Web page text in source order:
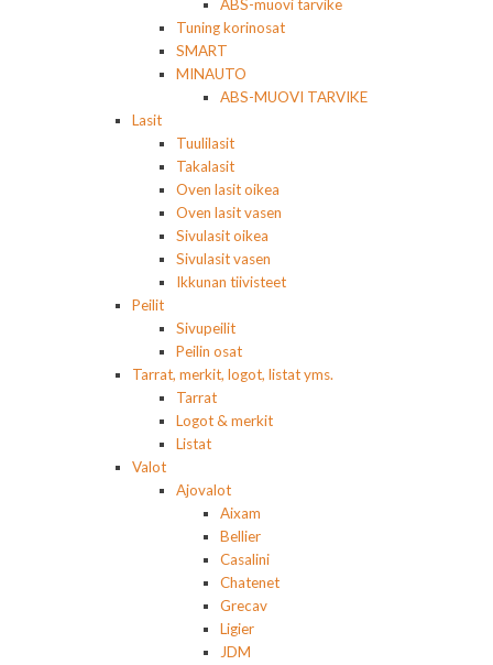
ABS-muovi tarvike
Tuning korinosat
SMART
MINAUTO
ABS-MUOVI TARVIKE
Lasit
Tuulilasit
Takalasit
Oven lasit oikea
Oven lasit vasen
Sivulasit oikea
Sivulasit vasen
Ikkunan tiivisteet
Peilit
Sivupeilit
Peilin osat
Tarrat, merkit, logot, listat yms.
Tarrat
Logot & merkit
Listat
Valot
Ajovalot
Aixam
Bellier
Casalini
Chatenet
Grecav
Ligier
JDM